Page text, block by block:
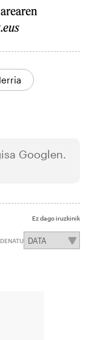
Googlen.
Ez dago iruzkinik